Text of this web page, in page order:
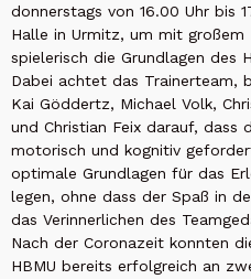
donnerstags von 16.00 Uhr bis
Halle in Urmitz, um mit großem
spielerisch die Grundlagen des
Dabei achtet das Trainerteam,
Kai Göddertz, Michael Volk,
und Christian Feix darauf, dass
motorisch und kognitiv
optimale Grundlagen für das
legen, ohne dass der Spaß in
das Verinnerlichen des
Nach der Coronazeit konnten
HBMU bereits erfolgreich an